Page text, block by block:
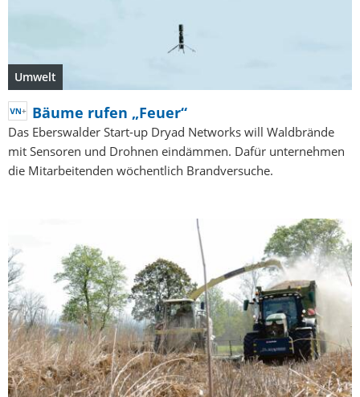
Umwelt
Bäume rufen „Feuer“
Das Eberswalder Start-up Dryad Networks will Waldbrände
mit Sensoren und Drohnen eindämmen. Dafür unternehmen
die Mitarbeitenden wöchentlich Brandversuche.